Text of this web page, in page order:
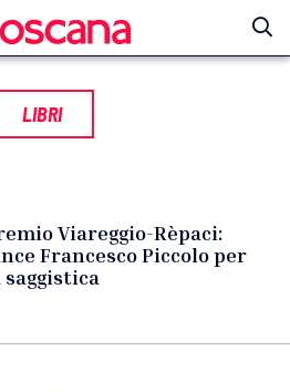
LIBRI
Viareggio-Rèpaci:
Francesco Piccolo per
saggistica